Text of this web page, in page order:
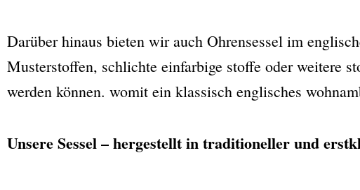
Darüber hinaus bieten wir auch Ohrensessel im
Musterstoffen, schlichte einfarbige stoffe oder weitere
werden können. womit ein klassisch englisches
Unsere Sessel – hergestellt in traditioneller und